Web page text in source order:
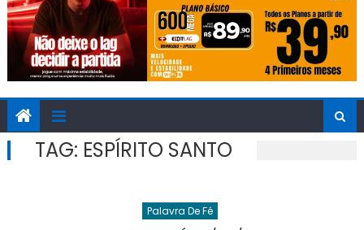
TAG: ESPÍRITO SANTO
Palavra De Fé